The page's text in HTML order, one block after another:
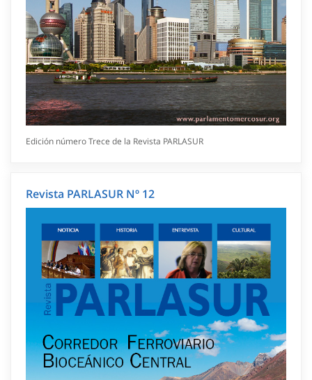
Edición número Trece de la Revista PARLASUR
Revista PARLASUR Nº 12